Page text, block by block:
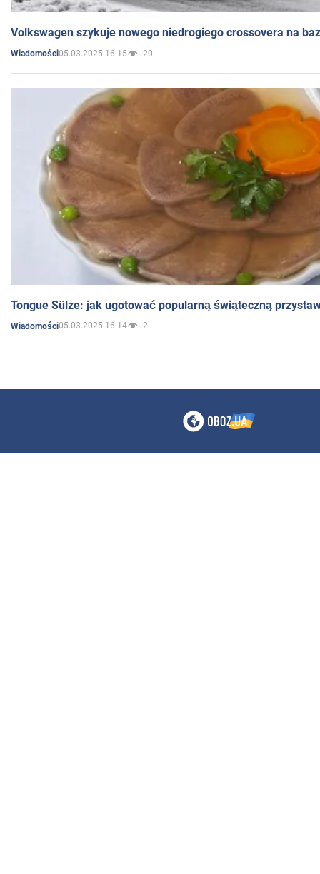
Volkswagen szykuje nowego niedrogiego crossovera na
Wiadomości05.03.2025 16:15 20
Tongue Sülze: jak ugotować popularną świąteczną
Wiadomości05.03.2025 16:14 2